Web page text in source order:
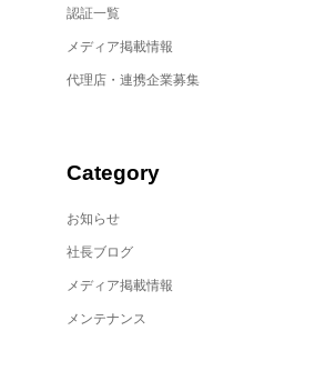
認証一覧
メディア掲載情報
代理店・連携企業募集
Category
お知らせ
社長ブログ
メディア掲載情報
メンテナンス